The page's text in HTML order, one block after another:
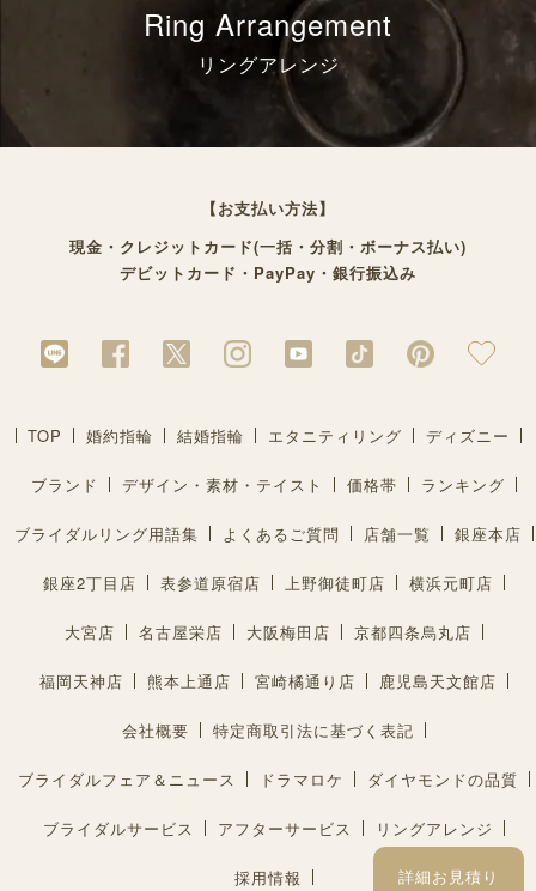
Ring Arrangement
リングアレンジ
詳細お見積り
【お支払い方法】
現金・クレジットカード(一括・分割・ボーナス払い)
デビットカード・PayPay・銀行振込み
TOP 婚約指輪 結婚指輪 エタニティリング ディズニー
ブランド デザイン・素材・テイスト 価格帯 ランキング
ブライダルリング用語集 よくあるご質問 店舗一覧 銀座本店
銀座2丁目店 表参道原宿店 上野御徒町店 横浜元町店
大宮店 名古屋栄店 大阪梅田店 京都四条烏丸店
福岡天神店 熊本上通店 宮崎橘通り店 鹿児島天文館店
会社概要 特定商取引法に基づく表記
ブライダルフェア＆ニュース ドラマロケ ダイヤモンドの品質
ブライダルサービス アフターサービス リングアレンジ
採用情報